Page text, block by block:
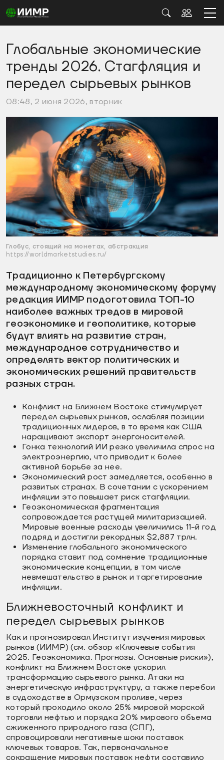
Глобальные экономические
тренды 2026. Стагфляция и
передел сырьевых рынков
08:48, 2 июня 2026, вторник
Глобус, стоящий на монетах, абстракция
https://worldmarketstudies.ru/
Традиционно к Петербургскому
международному экономическому форуму
редакция ИИМР подоготовила ТОП-10
наиболее важных тредов в мировой
геоэкономике и геополитике, которые
будут влиять на развитие стран,
международное сотрудничество и
определять вектор политических и
экономических решений правительств
разных стран.
Конфликт на Ближнем Востоке стимулирует
передел сырьевых рынков, ослабляя позиции
традиционных лидеров, в то время как США
наращивают экспорт энергоносителей.
Гонка технологий ИИ резко увеличила спрос на
электроэнергию, что приводит к более
активной борьбе за нее.
Экономический рост замедляется, особенно в
развитых странах. В сочетании с ускорением
инфляции это повышает риск стагфляции.
Геоэкономическая фрагментация
сопровождается растущей милитаризацией.
Мировые военные расходы увеличились 11-й год
подряд и достигли рекордных $2,887 трлн.
Изменение глобального экономического
порядка ставит под сомнение традиционные
экономические концепции, в том числе
невмешательство в рынок и таргетирование
инфляции.
Ближневосточный конфликт и
передел сырьевых рынков
Как и прогнозировал Институт изучения мировых
рынков (ИИМР) (см. обзор «Ключевые события
2025. Геоэкономика. Прогнозы. Основные риски»),
конфликт на Ближнем Востоке ускорил
трансформацию сырьевого рынка. Атаки на
энергетическую инфраструктуру, а также перебои
в судоходстве в Ормузском проливе, через
который проходило около 25% мировой морской
торговли нефтью и порядка 20% мирового объема
сжиженного природного газа (СПГ),
спровоцировали негативные шоки поставок
ключевых товаров. Так, первоначальное
сокращение мировых поставок нефти составило